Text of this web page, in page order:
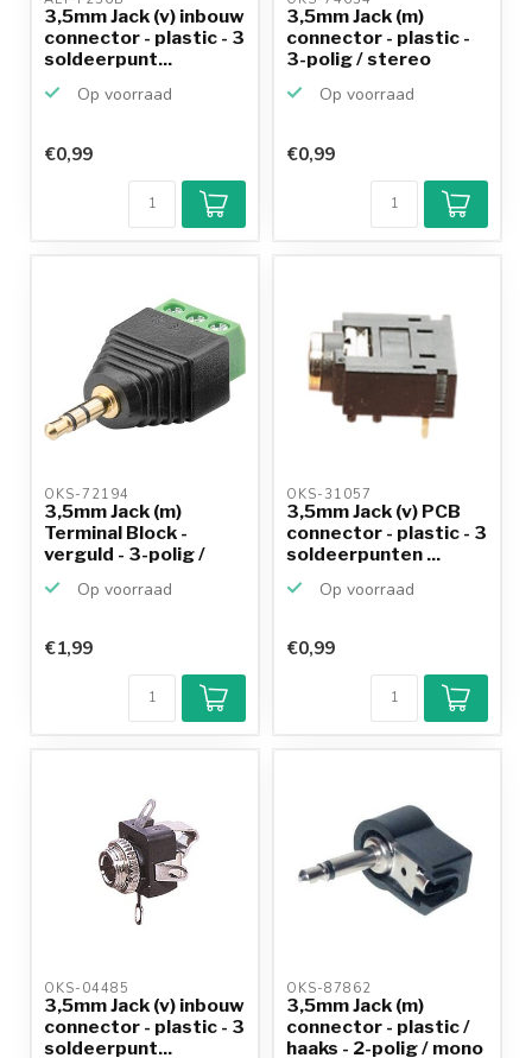
3,5mm Jack (v) inbouw
connector - plastic - 3
soldeerpunt...
Op voorraad
€0,99
3,5mm Jack (m)
connector - plastic -
3-polig / stereo
Op voorraad
€0,99
OKS-72194
3,5mm Jack (m)
Terminal Block -
verguld - 3-polig /
Op voorraad
€1,99
OKS-31057
3,5mm Jack (v) PCB
connector - plastic - 3
soldeerpunten ...
Op voorraad
€0,99
OKS-04485
3,5mm Jack (v) inbouw
connector - plastic - 3
soldeerpunt...
OKS-87862
3,5mm Jack (m)
connector - plastic /
haaks - 2-polig / mono